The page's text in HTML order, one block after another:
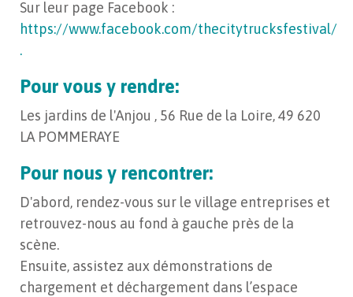
Sur leur page Facebook :
https://www.facebook.com/thecitytrucksfestival/
.
Pour vous y rendre:
Les jardins de l'Anjou , 56 Rue de la Loire, 49 620
LA POMMERAYE
Pour nous y rencontrer:
D'abord, rendez-vous sur le village entreprises et
retrouvez-nous au fond à gauche près de la
scène.
Ensuite, assistez aux démonstrations de
chargement et déchargement dans l’espace